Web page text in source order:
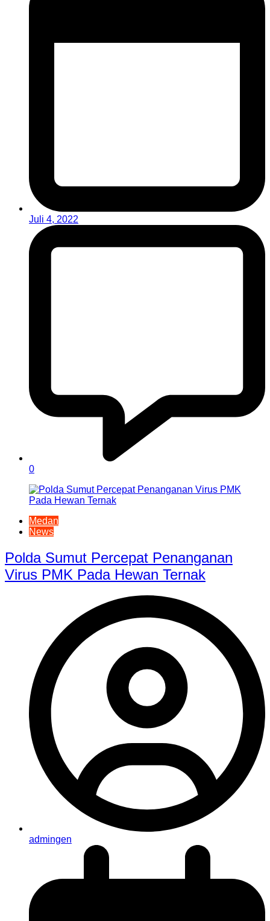
Juli 4, 2022
0
Medan
News
Polda Sumut Percepat Penanganan
Virus PMK Pada Hewan Ternak
admingen